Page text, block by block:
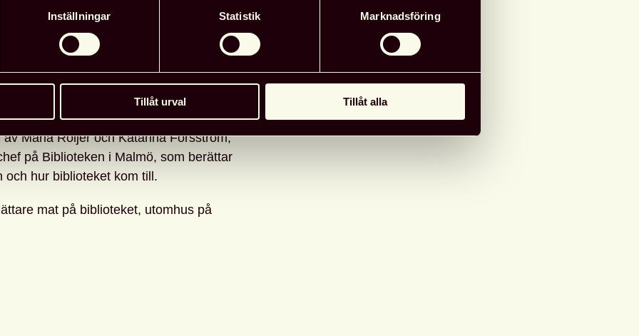
Inställningar Statistik Marknadsföring
Tillåt urval Tillåt alla
och är dubbelt så stort som det
finns tre våningar, och en takterrass
när vädret tillåter. Det är mer plats
fler mysiga och bekväma
och barn och unga får en helt
Maria Roijer och Katarina Forsström,
på Biblioteken i Malmö, som berättar
och hur biblioteket kom till.
mat på biblioteket, utomhus på